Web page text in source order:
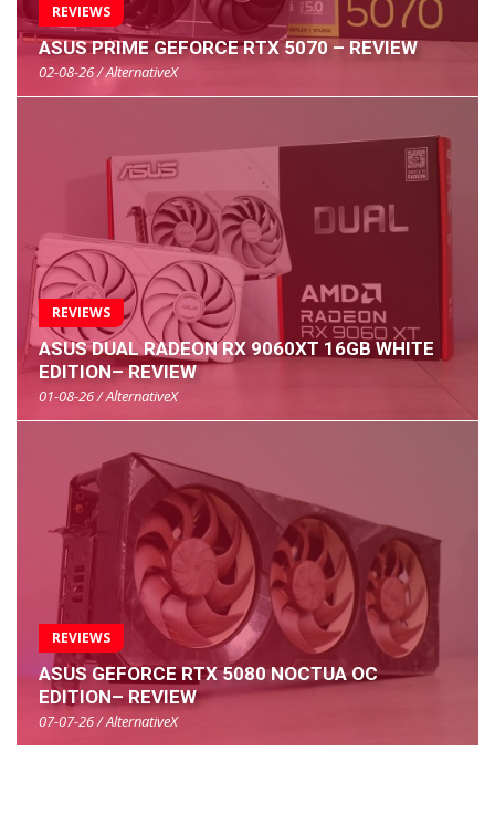
REVIEWS
ASUS PRIME GEFORCE RTX 5070 – REVIEW
02-08-26 / AlternativeX
REVIEWS
ASUS DUAL RADEON RX 9060XT 16GB WHITE
EDITION– REVIEW
01-08-26 / AlternativeX
REVIEWS
ASUS GEFORCE RTX 5080 NOCTUA OC
EDITION– REVIEW
07-07-26 / AlternativeX